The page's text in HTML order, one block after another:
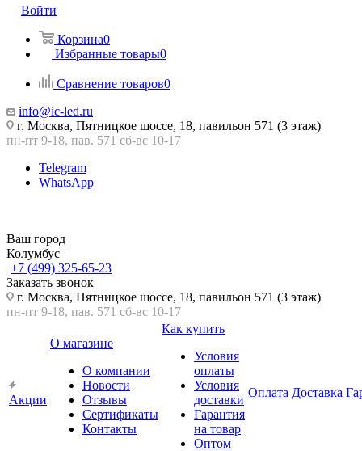
Войти
Корзина0
Избранные товары0
Сравнение товаров0
info@ic-led.ru
г. Москва, Пятницкое шоссе, 18, павильон 571 (3 этаж)
пн-пт 9-18, пав. 571 сб-вс 10-17
Telegram
WhatsApp
Ваш город
Колумбус
+7 (499) 325-65-23
Заказать звонок
г. Москва, Пятницкое шоссе, 18, павильон 571 (3 этаж)
пн-пт 9-18, пав. 571 сб-вс 10-17
Акции
О магазине
О компании
Новости
Отзывы
Сертификаты
Контакты
Как купить
Условия
оплаты
Условия
доставки
Гарантия
на товар
Оптом
Оплата Доставка